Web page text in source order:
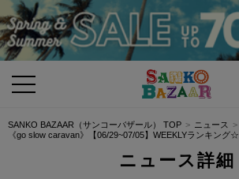
SANKO BAZAAR（サンコーバザール） TOP
ニュース
《go slow caravan》【06/29~07/05】WEEKLYランキング☆
ニュース詳細